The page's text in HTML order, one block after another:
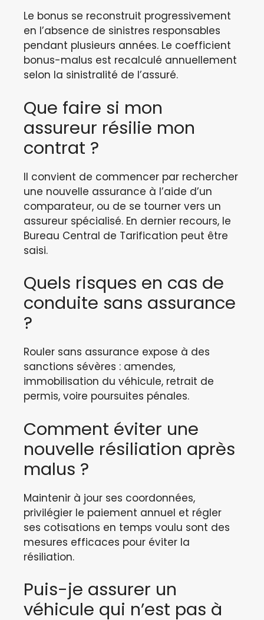
Le bonus se reconstruit progressivement
en l’absence de sinistres responsables
pendant plusieurs années. Le coefficient
bonus-malus est recalculé annuellement
selon la sinistralité de l’assuré.
Que faire si mon
assureur résilie mon
contrat ?
Il convient de commencer par rechercher
une nouvelle assurance à l’aide d’un
comparateur, ou de se tourner vers un
assureur spécialisé. En dernier recours, le
Bureau Central de Tarification peut être
saisi.
Quels risques en cas de
conduite sans assurance
?
Rouler sans assurance expose à des
sanctions sévères : amendes,
immobilisation du véhicule, retrait de
permis, voire poursuites pénales.
Comment éviter une
nouvelle résiliation après
malus ?
Maintenir à jour ses coordonnées,
privilégier le paiement annuel et régler
ses cotisations en temps voulu sont des
mesures efficaces pour éviter la
résiliation.
Puis-je assurer un
véhicule qui n’est pas à